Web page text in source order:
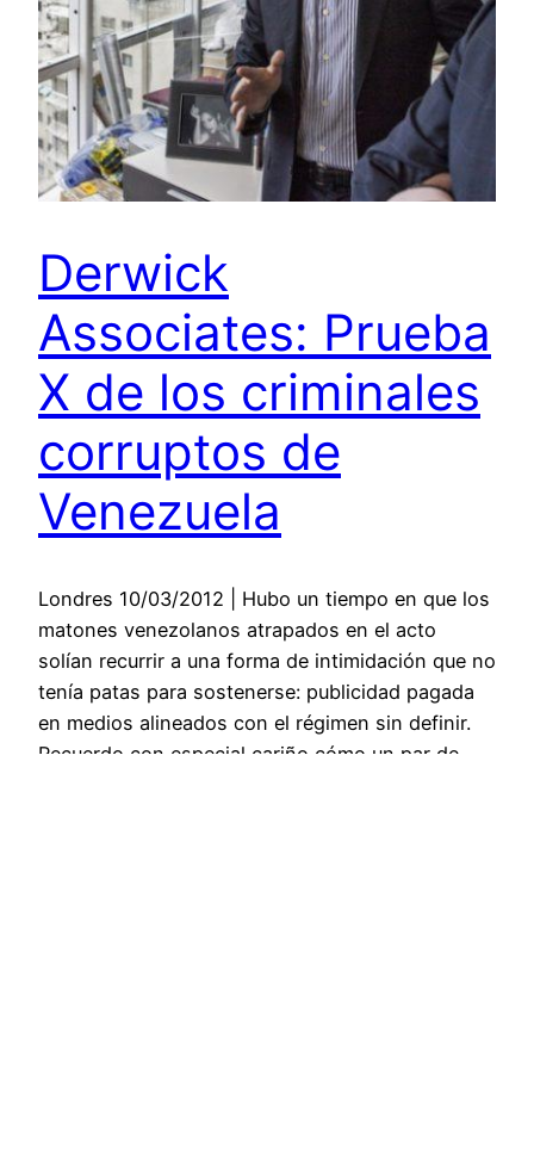
Derwick
Associates: Prueba
X de los criminales
corruptos de
Venezuela
Londres 10/03/2012 | Hubo un tiempo en que los
matones venezolanos atrapados en el acto
solían recurrir a una forma de intimidación que no
tenía patas para sostenerse: publicidad pagada
en medios alineados con el régimen sin definir.
Recuerdo con especial cariño cómo un par de